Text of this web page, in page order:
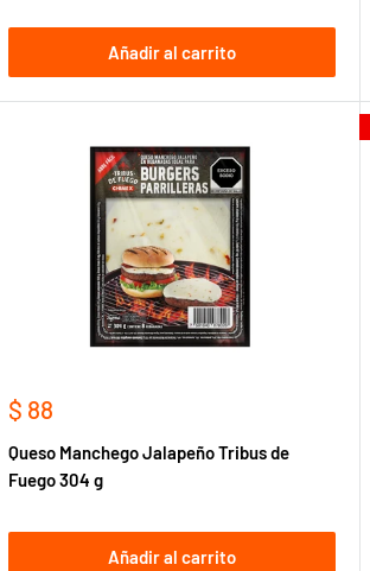
Añadir al carrito
Precio
venta
$ 88
Queso Manchego Jalapeño Tribus de
Fuego 304 g
Añadir al carrito